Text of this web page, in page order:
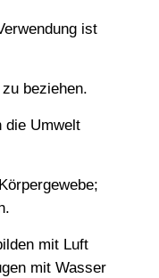
ist
beziehen.
die Umwelt
mit Luft
mit Wasser